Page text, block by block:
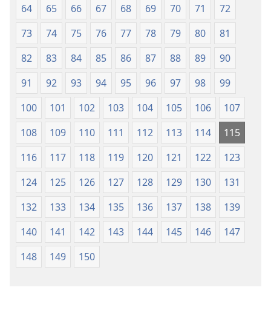
64
65 66 67 68 69 70 71
72
73
74 75 76 77 78 79 80
81
82
83 84 85 86 87 88 89
90
91
92 93 94 95 96 97 98
99
100
101 102 103 104 105 106
107
108
109 110 111 112 113 114
115
116
117 118 119 120 121 122
123
124
125 126 127 128 129 130
131
132
133 134 135 136 137 138
139
140
141 142 143 144 145 146
147
148
149 150